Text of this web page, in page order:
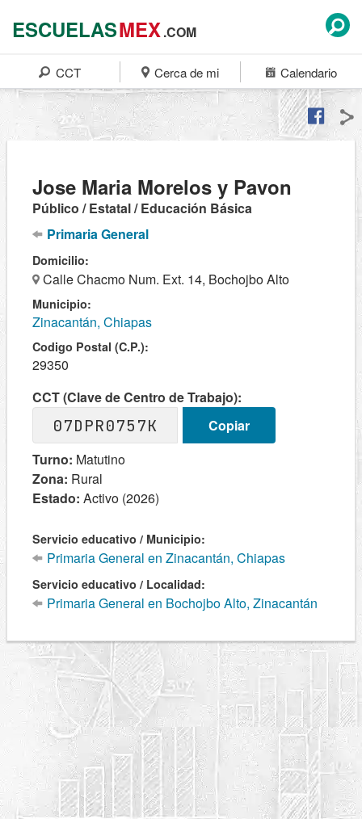
ESCUELASMEX.COM
CCT Cerca de mi Calendario
Jose Maria Morelos y Pavon
Público / Estatal / Educación Básica
Primaria General
Domicilio:
Calle Chacmo Num. Ext. 14, Bochojbo Alto
Municipio:
Zinacantán, Chiapas
Codigo Postal (C.P.):
29350
CCT (Clave de Centro de Trabajo):
07DPR0757K
Copiar
Turno: Matutino
Zona: Rural
Estado: Activo (2026)
Servicio educativo / Municipio:
Primaria General en Zinacantán, Chiapas
Servicio educativo / Localidad:
Primaria General en Bochojbo Alto, Zinacantán